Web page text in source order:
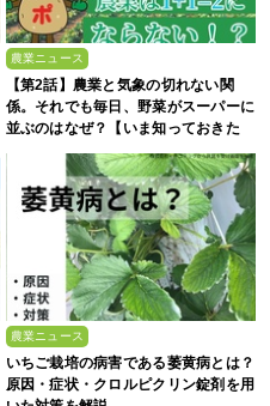
農業ニュース
【第2話】農業と気象の切れない関
係。それでも毎日、野菜がスーパーに
並ぶのはなぜ？【いま知っておきた
い、これからの”食”の話】
農業ニュース
いちご栽培の病害である萎黄病とは？
原因・症状・クロルピクリン錠剤を用